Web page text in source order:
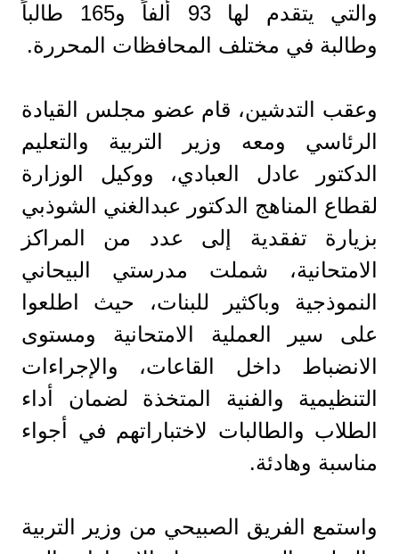
والتي يتقدم لها 93 ألفاً و165 طالباً
وطالبة في مختلف المحافظات المحررة.
وعقب التدشين، قام عضو مجلس القيادة
الرئاسي ومعه وزير التربية والتعليم
الدكتور عادل العبادي، ووكيل الوزارة
لقطاع المناهج الدكتور عبدالغني الشوذبي
بزيارة تفقدية إلى عدد من المراكز
الامتحانية، شملت مدرستي البيحاني
النموذجية وباكثير للبنات، حيث اطلعوا
على سير العملية الامتحانية ومستوى
الانضباط داخل القاعات، والإجراءات
التنظيمية والفنية المتخذة لضمان أداء
الطلاب والطالبات لاختباراتهم في أجواء
مناسبة وهادئة.
واستمع الفريق الصبيحي من وزير التربية